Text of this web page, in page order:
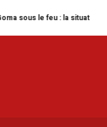
situation humanitaire se
son